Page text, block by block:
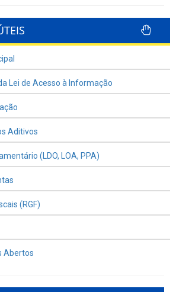
Lei de Acesso à Informação
Aditivos
(LDO, LOA, PPA)
(RGF)
Abertos